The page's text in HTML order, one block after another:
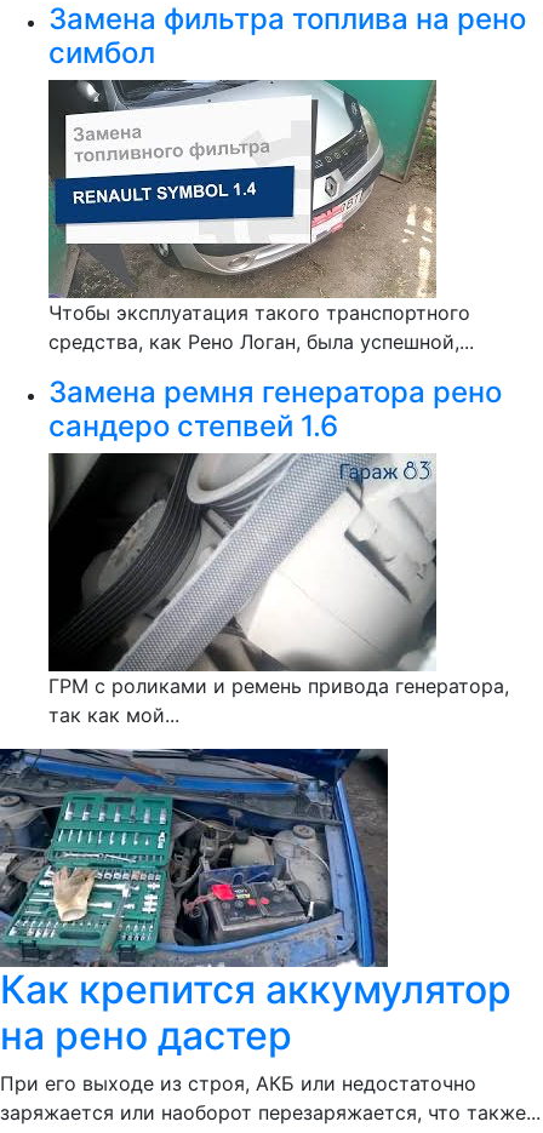
Замена фильтра топлива на рено
симбол
Чтобы эксплуатация такого транспортного
средства, как Рено Логан, была успешной,...
Замена ремня генератора рено
сандеро степвей 1.6
ГРМ с роликами и ремень привода генератора,
так как мой...
Как крепится аккумулятор
на рено дастер
При его выходе из строя, АКБ или недостаточно
заряжается или наоборот перезаряжается, что также...